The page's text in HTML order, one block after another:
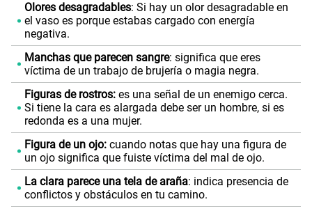
Olores desagradables: Si hay un olor desagradable en
el vaso es porque estabas cargado con energía
negativa.
Manchas que parecen sangre: significa que eres
víctima de un trabajo de brujería o magia negra.
Figuras de rostros:es una señal de un enemigo cerca.
Si tiene la cara es alargada debe ser un hombre, si es
redonda es a una mujer.
Figura de un ojo:cuando notas que hay una figura de
un ojo significa que fuiste víctima del mal de ojo.
La clara parece una tela de araña: indica presencia de
conflictos y obstáculos en tu camino.